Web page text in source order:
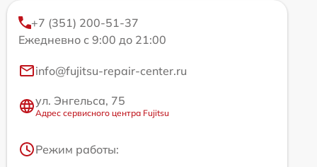
+7 (351) 200-51-37
Ежедневно с 9:00 до 21:00
info@fujitsu-repair-center.ru
ул. Энгельса, 75
Адрес сервисного центра Fujitsu
Режим работы: